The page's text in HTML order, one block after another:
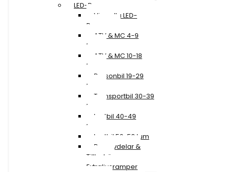
LED-Ramper
Visa alla LED-
Ramper
ATV & MC 4-9
tum
ATV & MC 10-18
tum
Personbil 19-29
tum
Transportbil 30-39
tum
Lastbil 40-49
tum
Lastbil 50-59 tum
Reservdelar &
Tillbehör
Extraljusramper